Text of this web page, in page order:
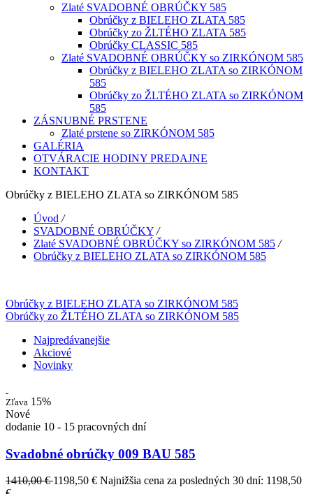
Zlaté SVADOBNÉ OBRÚČKY 585
Obrúčky z BIELEHO ZLATA 585
Obrúčky zo ŽLTÉHO ZLATA 585
Obrúčky CLASSIC 585
Zlaté SVADOBNÉ OBRÚČKY so ZIRKÓNOM 585
Obrúčky z BIELEHO ZLATA so ZIRKÓNOM
585
Obrúčky zo ŽLTÉHO ZLATA so ZIRKÓNOM
585
ZÁSNUBNÉ PRSTENE
Zlaté prstene so ZIRKÓNOM 585
GALÉRIA
OTVÁRACIE HODINY PREDAJNE
KONTAKT
Obrúčky z BIELEHO ZLATA so ZIRKÓNOM 585
Úvod /
SVADOBNÉ OBRÚČKY /
Zlaté SVADOBNÉ OBRÚČKY so ZIRKÓNOM 585 /
Obrúčky z BIELEHO ZLATA so ZIRKÓNOM 585
Obrúčky z BIELEHO ZLATA so ZIRKÓNOM 585
Obrúčky zo ŽLTÉHO ZLATA so ZIRKÓNOM 585
Najpredávanejšie
Akciové
Novinky
Zľava 15%
Nové
dodanie 10 - 15 pracovných dní
Svadobné obrúčky 009 BAU 585
1410,00 €1198,50 € Najnižšia cena za posledných 30 dní: 1198,50